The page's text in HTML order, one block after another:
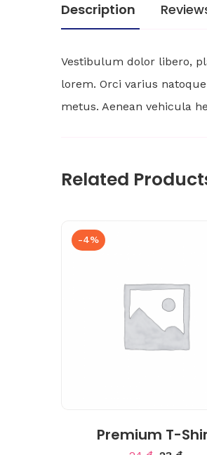
Description
Vestibulum dolor libero,
lorem. Orci varius
metus. Aenean vehicula
Related
-4%
Premium T-